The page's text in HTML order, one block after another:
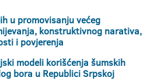
u promovisanju većeg
konstruktivnog narativa,
i povjerenja
modeli korišćenja šumskih
bora u Republici Srpskoj